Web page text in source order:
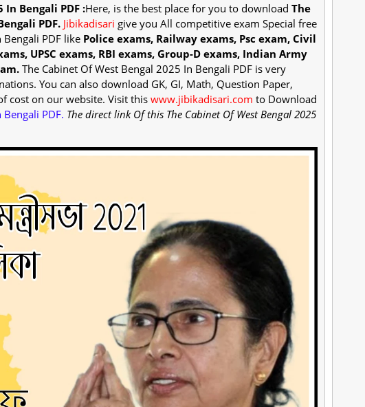
Bengali PDF :Here, is the best place for you to download The
PDF. Jibikadisari give you All competitive exam Special free
PDF like Police exams, Railway exams, Psc exam, Civil
UPSC exams, RBI exams, Group-D exams, Indian Army
The Cabinet Of West Bengal 2025 In Bengali PDF is very
You can also download GK, GI, Math, Question Paper,
cost on our website. Visit this www.jibikadisari.com to Download
PDF. The direct link Of this The Cabinet Of West Bengal 2025